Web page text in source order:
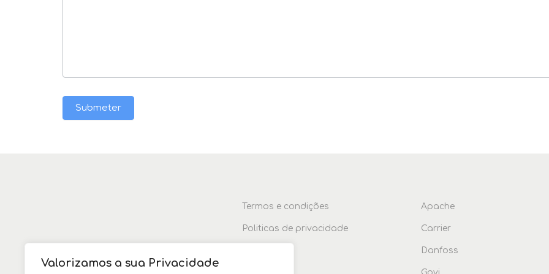
Valorizamos a sua Privacidade
Submeter
Termos e condições
Politicas de privacidade
Apache
Carrier
Danfoss